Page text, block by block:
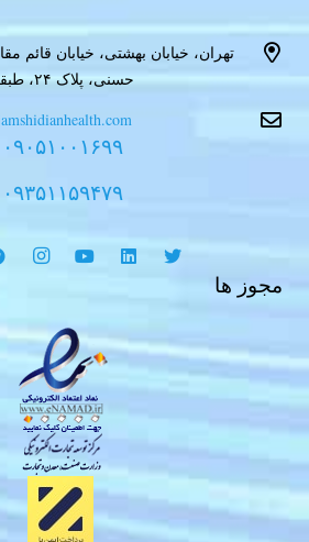
تهران، خیابان بهشتی، خیابان قائم
حسنی، پلاک ۲۴، طبقه هفتم
۰۹۰۵۱۰۰۱۶۹۹
۰۹۳۵۱۱۵۹۴۷۹
مجوز ها